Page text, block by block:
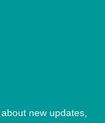
new updates,